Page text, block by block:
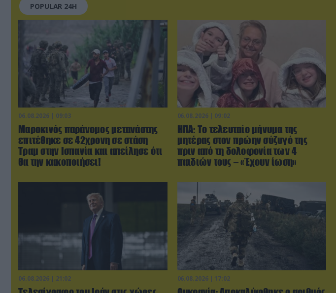
POPULAR 24H
06.08.2026 | 09:03
Μαροκινός παράνομος μετανάστης
επιτέθηκε σε 42χρονη σε στάση
Τραμ στην Ισπανία και απείλησε ότι
θα την κακοποιήσει!
06.08.2026 | 09:02
ΗΠΑ: Το τελευταίο μήνυμα της
μητέρας στον πρώην σύζυγό της
πριν από τη δολοφονία των 4
παιδιών τους – «Έχουν ίωση»
06.08.2026 | 21:02 06.08.2026 | 17:02